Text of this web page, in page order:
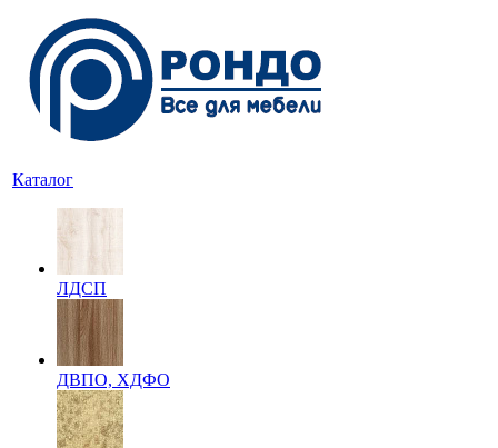
Каталог
ЛДСП
ДВПО, ХДФО